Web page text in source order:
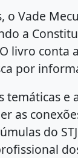
o Vade
a
livro conta
por
temáticas
as
do